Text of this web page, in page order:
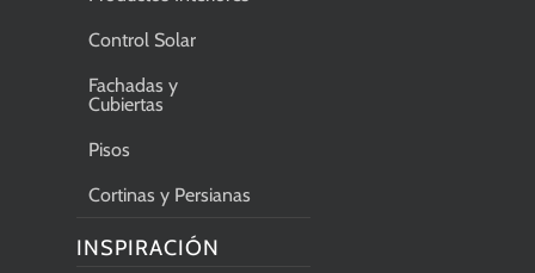
Control Solar
Fachadas y
Cubiertas
Pisos
Cortinas y Persianas
INSPIRACIÓN